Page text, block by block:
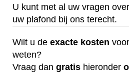
U kunt met al uw vragen
uw plafond bij ons terecht.
Wilt u de exacte kosten
weten?
Vraag dan gratis hieronder